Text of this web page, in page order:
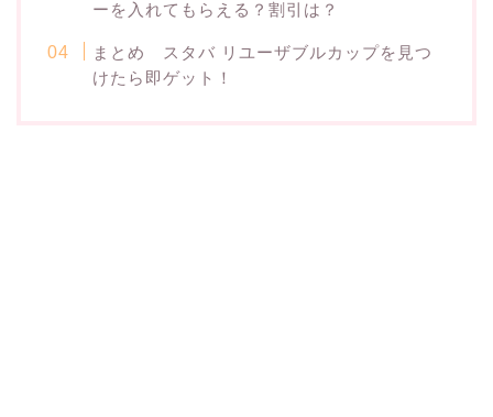
ーを入れてもらえる？割引は？
まとめ スタバ リユーザブルカップを見つ
けたら即ゲット！